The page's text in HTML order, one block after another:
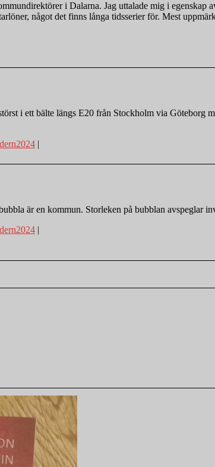
i Dalarna. Jag uttalade mig i egenskap
något det finns långa tidsserier för. Mest
i ett bälte längs E20 från Stockholm via Göteborg
|
är en kommun. Storleken på bubblan avspeglar
|